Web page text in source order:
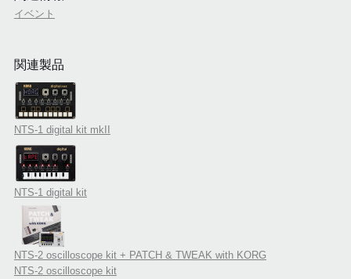
イベント
関連製品
NTS-1 digital kit mkII
NTS-1 digital kit
NTS-2 oscilloscope kit + PATCH & TWEAK with KORG
NTS-2 oscilloscope kit